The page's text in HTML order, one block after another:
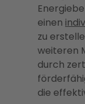
einen
zu
weiteren
durch
die